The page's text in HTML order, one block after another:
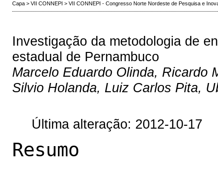
Capa> VII CONNEPI > VII CONNEPI - Congresso Norte Nordeste de Pesquisa e
Investigação da metodologia de
estadual de Pernambuco
Marcelo Eduardo Olinda, Ricardo
Silvio Holanda, Luiz Carlos Pita,
Última alteração: 2012-10-17
Resumo